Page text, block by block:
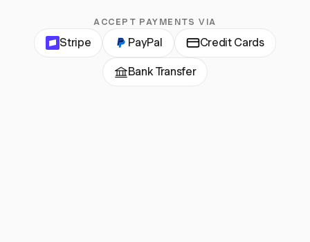
ACCEPT PAYMENTS VIA
Stripe PayPal Credit Cards
Bank Transfer